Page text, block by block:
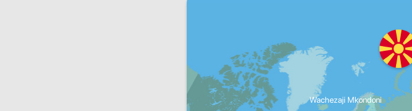
Wachezaji Mkondoni